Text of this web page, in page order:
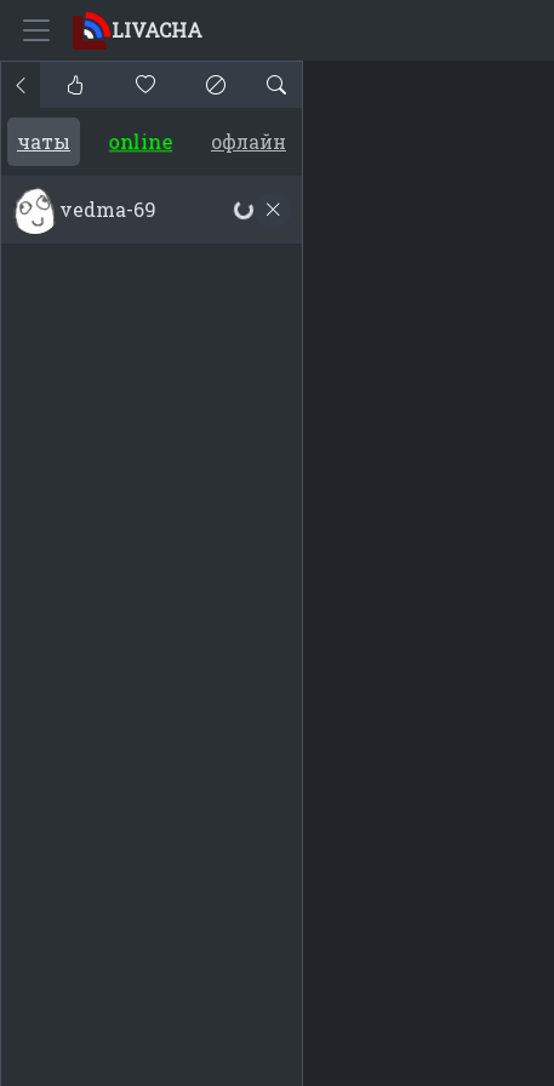
LIVACHA
чаты online офлайн
vedma-69